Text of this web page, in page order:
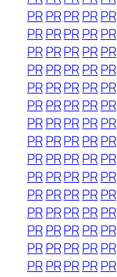
PRPRPRPRPR
PRPRPRPRPR
PRPRPRPRPR
PRPRPRPRPR
PRPRPRPRPR
PRPRPRPRPR
PRPRPRPRPR
PRPRPRPRPR
PRPRPRPRPR
PRPRPRPRPR
PRPRPRPRPR
PRPRPRPRPR
PRPRPRPRPR
PRPRPRPRPR
PRPRPRPRPR